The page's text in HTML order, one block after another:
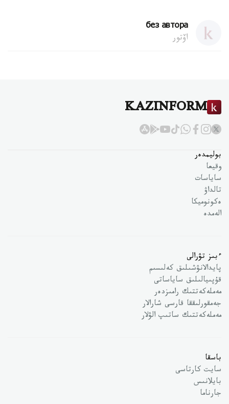
без автора
اۆتور
KAZINFORM
بوليمدەر
وقيعا
ساياسات
تالداۋ
ەكونوميكا
الەمدە
ءبىز تۋرالى
پايدالانۋشىلىق كەلىسىم
قۇپىيالىلىق ساياساتى
مەملەكەتتىك رامىزدەر
جەمقورلىققا قارسى شارالار
مەملەكەتتىك ساتىپ الۋلار
باسقا
سايت كارتاسى
بايلانىس
جارناما